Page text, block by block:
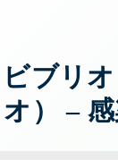
食道炎など消化器症
ブリ
） –